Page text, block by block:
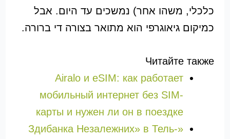
כלכלי, משהו אחר) נמשכים עד היום. אבל
כמיקום גיאוגרפי הוא מתואר בצורה די ברורה.
Читайте также
Airalo и eSIM: как работает
мобильный интернет без SIM-
карты и нужен ли он в поездке
«Здибанка Незалежних» в Тель-